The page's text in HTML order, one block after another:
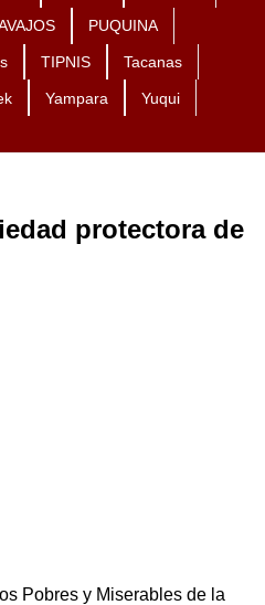
PUQUINA
TIPNIS Tacanas
Yampara Yuqui
protectora de
Pobres y Miserables de la